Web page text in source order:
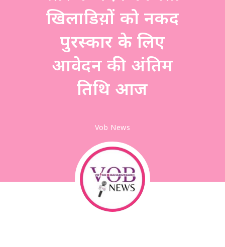
खिलाडिय़ों को नकद
पुरस्कार के लिए
आवेदन की अंतिम
तिथि आज
Vob News